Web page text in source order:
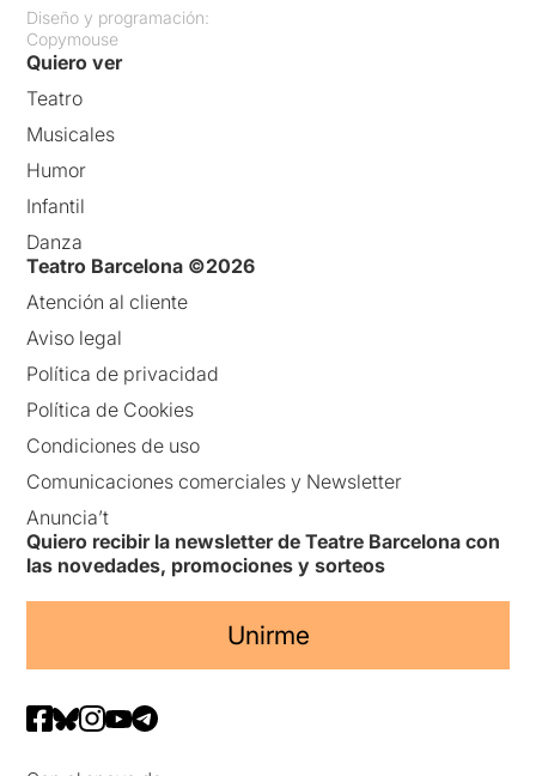
Diseño y programación:
Copymouse
Quiero ver
Teatro
Musicales
Humor
Infantil
Danza
Teatro Barcelona ©2026
Atención al cliente
Aviso legal
Política de privacidad
Política de Cookies
Condiciones de uso
Comunicaciones comerciales y Newsletter
Anuncia’t
Quiero recibir la newsletter de Teatre Barcelona con
las novedades, promociones y sorteos
Unirme